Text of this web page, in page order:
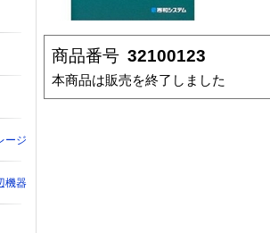
商品番号 32100123
本商品は販売を終了しました
ージ
機器